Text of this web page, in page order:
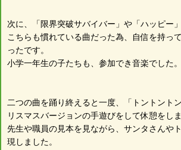
次に、「限界突破サバイバー」や「ハッピー
こちらも慣れている曲だった為、自信を持っ
ったです。
小学一年生の子たちも、参加でき音楽でした。
二つの曲を踊り終えると一度、「トントント
リスマスバージョンの手遊びをして休憩をしま
先生や職員の見本を見ながら、サンタさんや
現しました。